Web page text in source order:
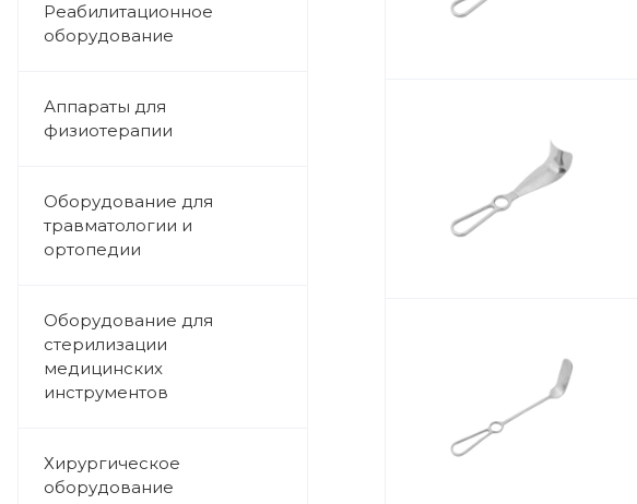
Реабилитационное
оборудование
Аппараты для
физиотерапии
Оборудование для
травматологии и
ортопедии
Оборудование для
стерилизации
медицинских
инструментов
Хирургическое
оборудование